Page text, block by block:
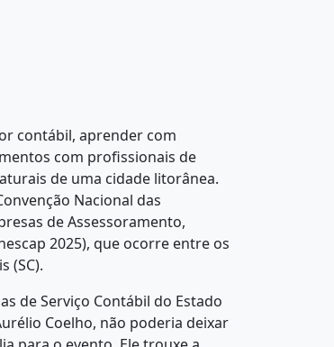
contábil, aprender com
com profissionais de
de uma cidade litorânea.
Nacional das
de Assessoramento,
2025), que ocorre entre os
(SC).
de Serviço Contábil do Estado
Coelho, não poderia deixar